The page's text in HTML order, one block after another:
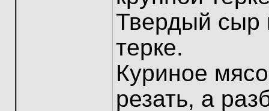
Твердый сыр
терке.
Куриное
резать, а